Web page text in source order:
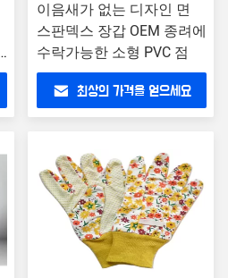
이음새가 없는 디자인 면
스판덱스 장갑 OEM 종려에
수락가능한 소형 PVC 점
최상의 가격을 얻으세요